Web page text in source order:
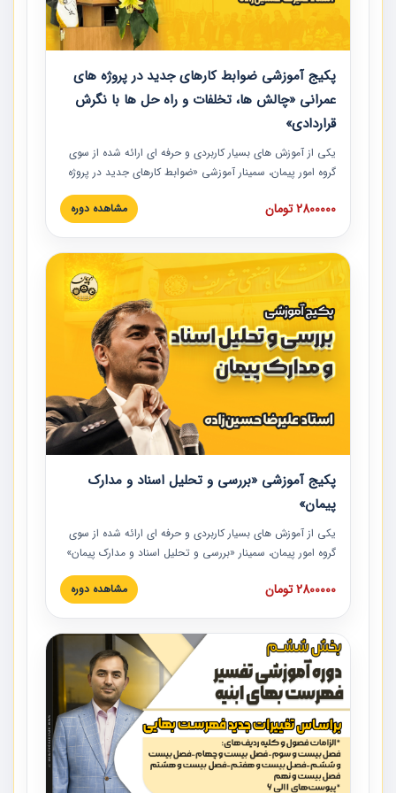
پکیج آموزشی ضوابط کارهای جدید در پروژه های
عمرانی «چالش ها، تخلفات و راه حل ها با نگرش
قراردادی»
یکی از آموزش‏‏‏‏‏‏ های بسیار کاربردی و حرفه‏ ای ارائه شده از سوی
گروه امور پیمان، سمینار آموزشی «ضوابط کارهای جدید در پروژه
های عمرانی» چالش ها، تخلفات و راه حل ها با نگرش قراردادی
است که در محل سندیکای شرکت های ساختمانی کشور ارائه شد.
مدارک پیمان به همراه تجربیات عملی ارائه شده است.
2800000 تومان مشاهده دوره
پکیج آموزشی «بررسی و تحلیل اسناد و مدارک
پیمان»
یکی از آموزش‏‏‏‏‏‏ های بسیار کاربردی و حرفه‏ ای ارائه شده از سوی
گروه امور پیمان، سمینار «بررسی و تحلیل اسناد و مدارک پیمان»
است که در دانشگاه صنعتی شریف ارائه شد. در این آموزش
نکات کلیدی مربوط به اسناد و مدارک پیمان، اولویت بندی اسناد
پیمان به همراه تجربیات عملی در این خصوص ارائه شده است.
2800000 تومان مشاهده دوره